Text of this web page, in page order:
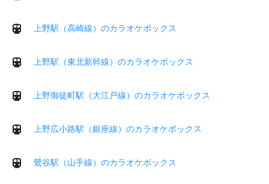
上野駅（高崎線）のカラオケボックス
上野駅（東北新幹線）のカラオケボックス
上野御徒町駅（大江戸線）のカラオケボックス
上野広小路駅（銀座線）のカラオケボックス
鶯谷駅（山手線）のカラオケボックス